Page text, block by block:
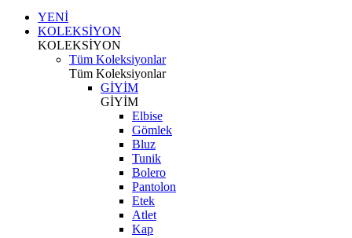
YENİ
KOLEKSİYON
KOLEKSİYON
Tüm Koleksiyonlar
Tüm Koleksiyonlar
GİYİM
GİYİM
Elbise
Gömlek
Bluz
Tunik
Bolero
Pantolon
Etek
Atlet
Kap